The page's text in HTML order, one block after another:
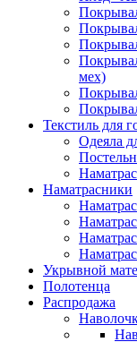
мех)
Текстиль для
Одеяла
Наматрасники
Укрывной
Полотенца
Распродажа